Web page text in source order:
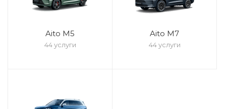
Aito M5
44 услуги
Aito M7
44 услуги